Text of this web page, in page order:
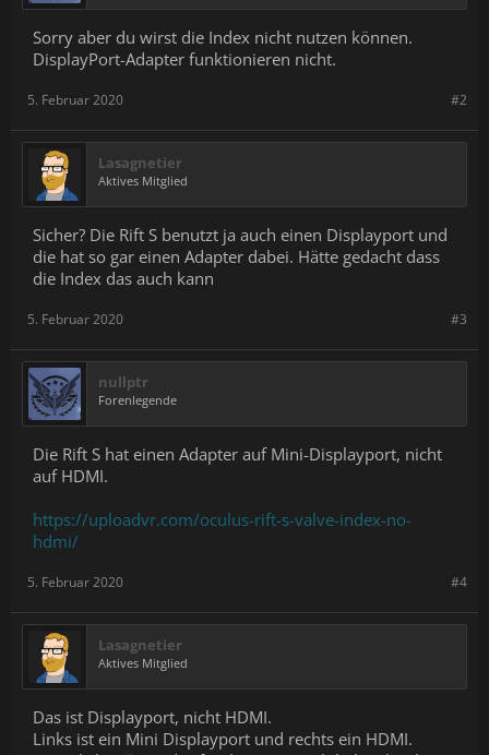
Sorry aber du wirst die Index nicht nutzen können.
DisplayPort-Adapter funktionieren nicht.
#2
5. Februar 2020
Lasagnetier
Aktives Mitglied
Sicher? Die Rift S benutzt ja auch einen Displayport und
die hat so gar einen Adapter dabei. Hätte gedacht dass
die Index das auch kann
#3
5. Februar 2020
nullptr
Forenlegende
Die Rift S hat einen Adapter auf Mini-Displayport, nicht
auf HDMI.
https://uploadvr.com/oculus-rift-s-valve-index-no-
hdmi/
#4
5. Februar 2020
Lasagnetier
Aktives Mitglied
Das ist Displayport, nicht HDMI.
Links ist ein Mini Displayport und rechts ein HDMI.